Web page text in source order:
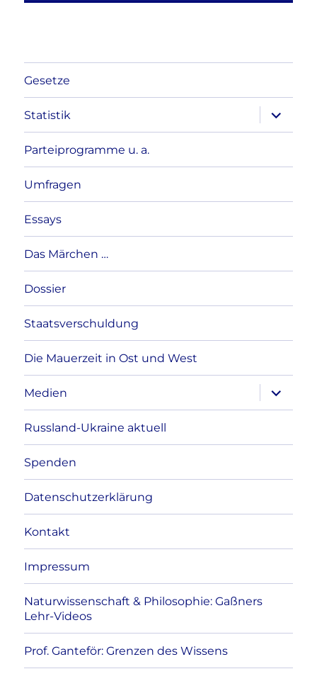
Gesetze
Statistik
anzeigen
Parteiprogramme u. a.
Umfragen
Essays
Das Märchen …
Dossier
Staatsverschuldung
Die Mauerzeit in Ost und West
Medien
anzeigen
Russland-Ukraine aktuell
Spenden
Datenschutzerklärung
Kontakt
Impressum
Naturwissenschaft & Philosophie: Gaßners
Lehr-Videos
Prof. Ganteför: Grenzen des Wissens